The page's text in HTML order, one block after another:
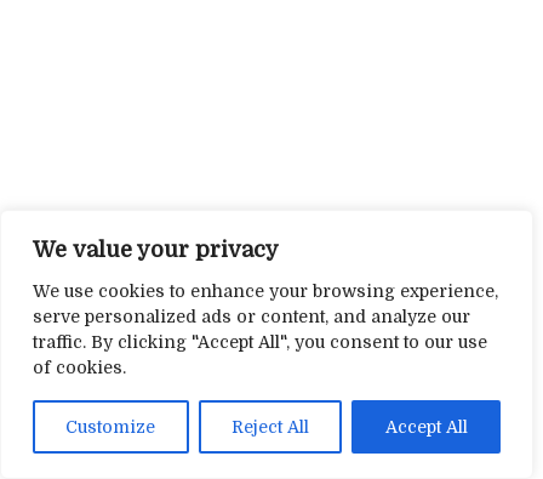
We value your privacy
We use cookies to enhance your browsing experience,
serve personalized ads or content, and analyze our
traffic. By clicking "Accept All", you consent to our use
of cookies.
Customize Reject All Accept All